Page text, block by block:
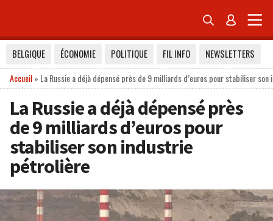
 
BELGIQUE ÉCONOMIE POLITIQUE FIL INFO
NEWSLETTERS
Accueil» La Russie a déjà dépensé près de 9 milliards d’euros pour stabiliser
La Russie a déjà dépensé près
de 9 milliards d’euros pour
stabiliser son industrie
pétrolière